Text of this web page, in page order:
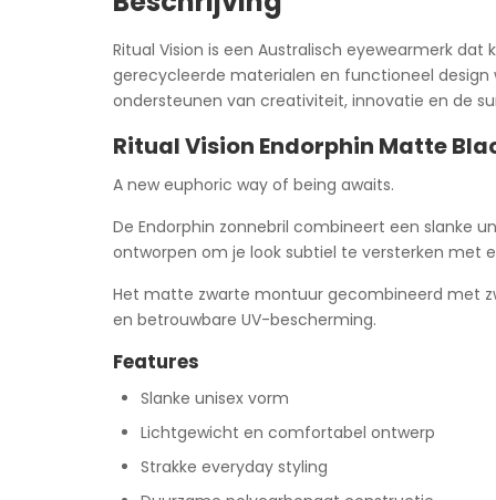
Ritual Vision is een Australisch eyewearmerk
gerecycleerde materialen en functioneel
ondersteunen van creativiteit, innovatie en de
Ritual Vision Endorphin Matte
A new euphoric way of being awaits.
De Endorphin zonnebril combineert een slanke
ontworpen om je look subtiel te versterken met
Het matte zwarte montuur gecombineerd met
en betrouwbare UV-bescherming.
Features
Slanke unisex vorm
Lichtgewicht en comfortabel ontwerp
Strakke everyday styling